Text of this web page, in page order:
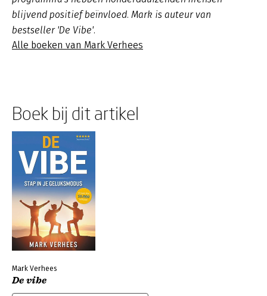
blijvend positief beïnvloed. Mark is auteur van
bestseller 'De Vibe'.
Alle boeken van Mark Verhees
Boek bij dit artikel
Mark Verhees
De vibe